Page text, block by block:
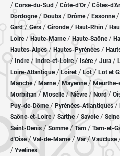
/ Corse-du-Sud / Côte-d'Or / Côtes-
Dordogne/ Doubs / Drôme/ Essonne /
Gard/Gers / Gironde/ Haut-Rhin /
Loire/Haute-Marne/ Haute-Saône/
Hautes-Alpes/ Hautes-Pyrénées /
/ Indre/ Indre-et-Loire/ Isère/ Jura /
Loire-Atlantique/ Loiret / Lot/ Lot et
Manche/ Marne/ Mayenne/
Morbihan/ Moselle/ Nièvre / Nord/
Puy-de-Dôme/ Pyrénées-Atlantiques /
Saône-et-Loire/ Sarthe/ Savoie/
Saint-Denis /Somme/ Tarn / Tarn-et-
d'Oise/ Val-de-Marne/Var/Vaucluse
/ Yvelines